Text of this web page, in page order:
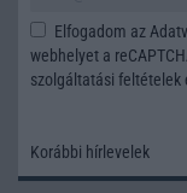
Elfogadom az
webhelyet a
szolgáltatási feltételek
Korábbi hírlevelek